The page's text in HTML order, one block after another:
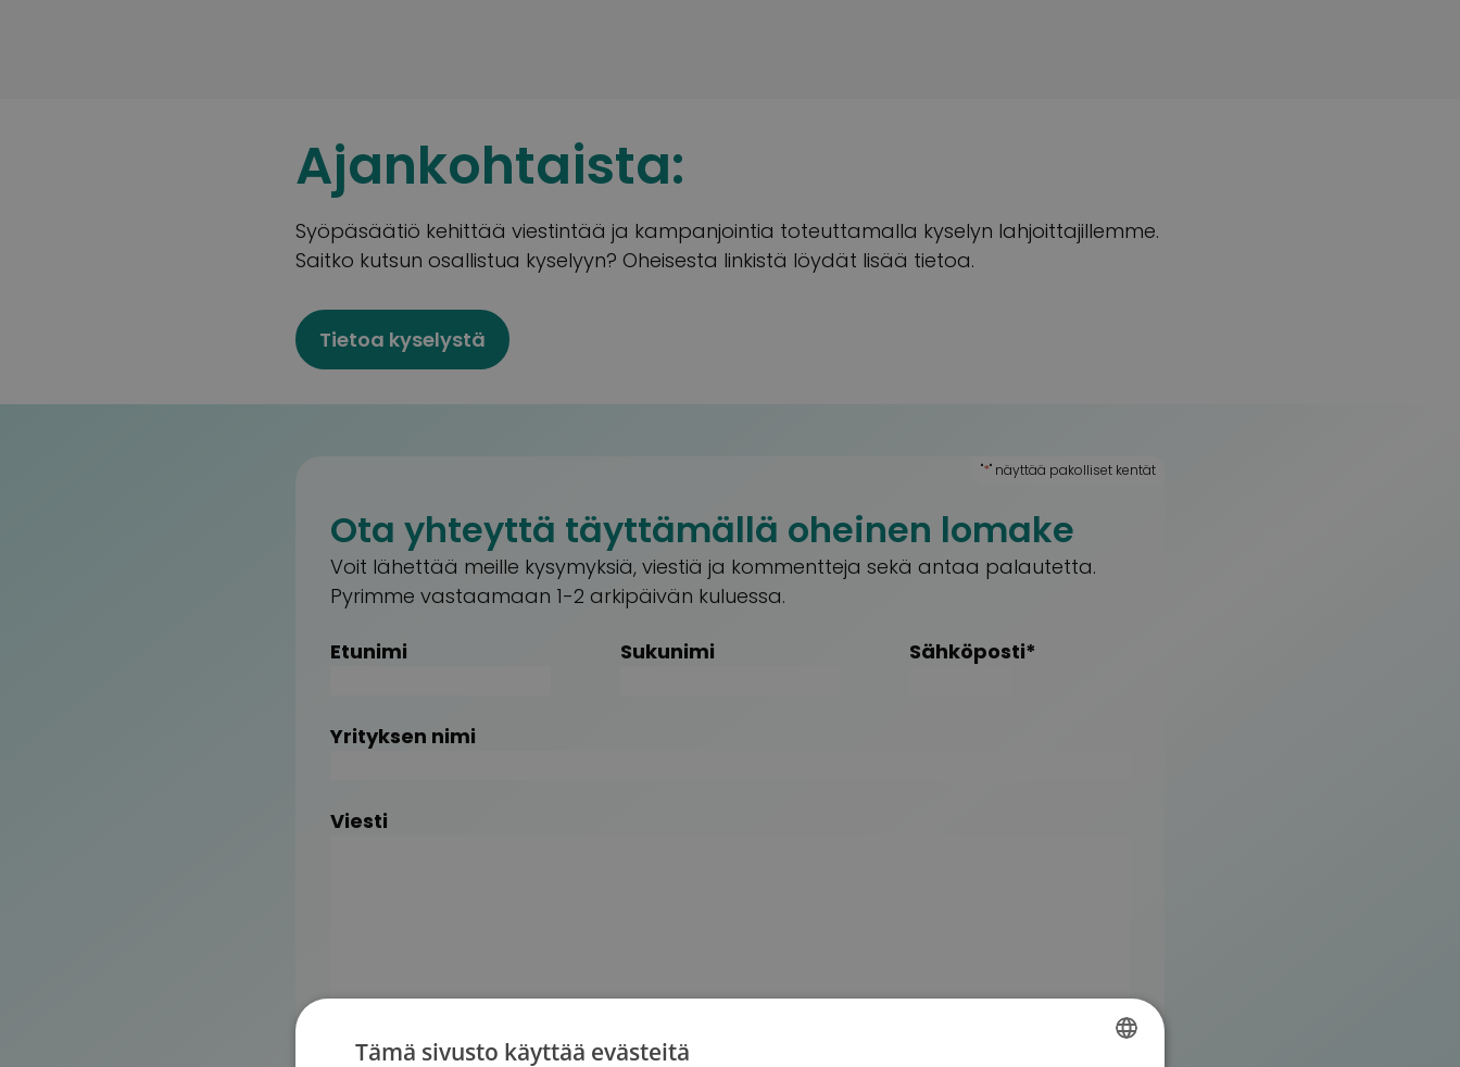
Ajankohtaista:
Syöpäsäätiö kehittää viestintää ja kampanjointia toteuttamalla kyselyn lahjoittajillemme.
Saitko kutsun osallistua kyselyyn? Oheisesta linkistä löydät lisää tietoa.
Tietoa kyselystä
"*" näyttää pakolliset kentät
Ota yhteyttä täyttämällä oheinen lomake
Voit lähettää meille kysymyksiä, viestiä ja kommentteja sekä antaa palautetta.
Pyrimme vastaamaan 1-2 arkipäivän kuluessa.
Etunimi Sukunimi Sähköposti*
Yrityksen nimi
Viesti
Tämä sivusto käyttää evästeitä